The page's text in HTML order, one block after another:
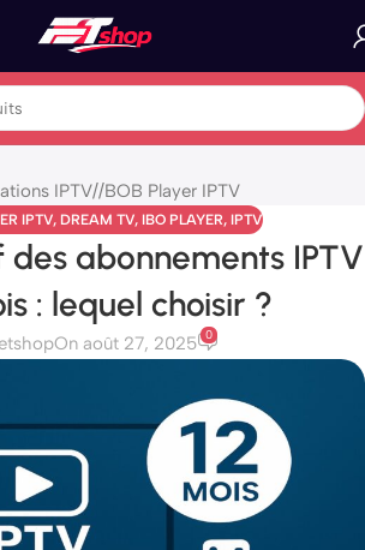
IPTV/ BOB Player IPTV
IPTV, DREAM TV, IBO PLAYER, IPTV
abonnements IPTV
: lequel choisir ?
On août 27, 2025 0